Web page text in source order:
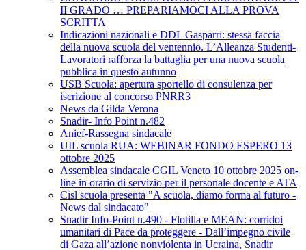
II GRADO … PREPARIAMOCI ALLA PROVA
SCRITTA
Indicazioni nazionali e DDL Gasparri: stessa faccia
della nuova scuola del ventennio. L’Alleanza Studenti-
Lavoratori rafforza la battaglia per una nuova scuola
pubblica in questo autunno
USB Scuola: apertura sportello di consulenza per
iscrizione al concorso PNRR3
News da Gilda Verona
Snadir- Info Point n.482
Anief-Rassegna sindacale
UIL scuola RUA: WEBINAR FONDO ESPERO 13
ottobre 2025
Assemblea sindacale CGIL Veneto 10 ottobre 2025 on-
line in orario di servizio per il personale docente e ATA
Cisl scuola presenta "A scuola, diamo forma al futuro -
News dal sindacato"
Snadir Info-Point n.490 - Flotilla e MEAN: corridoi
umanitari di Pace da proteggere - Dall’impegno civile
di Gaza all’azione nonviolenta in Ucraina, Snadir